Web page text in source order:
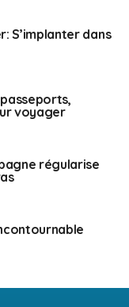
S’implanter dans
voyager
régularise